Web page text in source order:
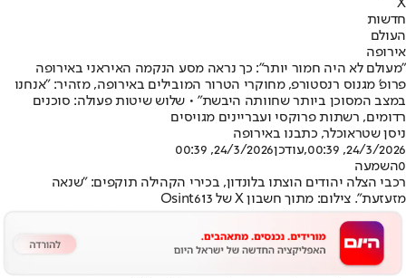
X
חדשות
העולם
אירופה
"מעולם לא היה חמור יותר": כך נראה מסע הנקמה האיראני באירופה
פרופ' מגנוס רנסטורפ, מחוקרי הטרור המובילים באירופה, מזהיר: ״אנחנו
במצב המסוכן ביותר שחוותה היבשת״ • שלוש שיטות פעולה: סוכנים
רדומים, רשתות פרוקסי ועבריינים מגויסים
ניסן שטראוכלר, כתבנו באירופה
24/3/2026, 00:39
,עודכן24/3/2026, 00:39
0השמעה
רכבי הצלה יהודים הוצתו בלונדון, בכירי הקהילה תוקפים: "שנאה
מזעזעת". צילום: מתוך חשבון X של Osint613